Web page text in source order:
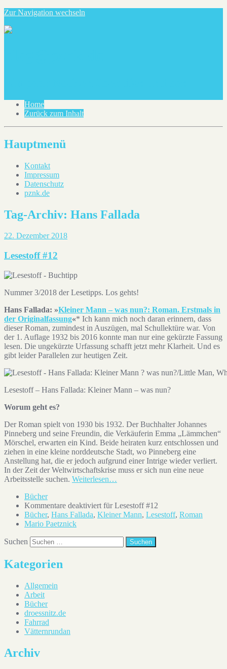
Zur Navigation wechseln
Home
Zurück zum Inhalt
Hauptmenü
Kontakt
Impressum
Datenschutz
pznk.de
Tag-Archiv: Hans Fallada
22. Dezember 2018
Lesestoff #12
Nummer 3/2018 der Lesetipps. Los gehts!
Hans Fallada: »Kleiner Mann – was nun?: Roman. Erstmals in
der Originalfassung«* Ich kann mich noch daran erinnern, dass
dieser Roman, zumindest in Auszügen, mal Schullektüre war. Von
der 1. Auflage 1932 bis 2016 konnte man nur eine gekürzte Fassung
lesen. Die ungekürzte Urfassung schafft jetzt mehr Klarheit. Und es
gibt leider Parallelen zur heutigen Zeit.
Lesestoff – Hans Fallada: Kleiner Mann – was nun?
Worum geht es?
Der Roman spielt von 1930 bis 1932. Der Buchhalter Johannes
Pinneberg und seine Freundin, die Verkäuferin Emma „Lämmchen“
Mörschel, erwarten ein Kind. Beide heiraten kurz entschlossen und
ziehen in eine kleine norddeutsche Stadt, wo Pinneberg eine
Anstellung hat, die er jedoch aufgrund einer Intrige wieder verliert.
In der Zeit der Weltwirtschaftskrise muss er sich nun eine neue
Arbeitsstelle suchen. Weiterlesen…
Bücher
Kommentare deaktiviert für Lesestoff #12
Bücher, Hans Fallada, Kleiner Mann, Lesestoff, Roman
Mario Paetznick
Suchen
Kategorien
Allgemein
Arbeit
Bücher
droessnitz.de
Fahrrad
Vätternrundan
Archiv